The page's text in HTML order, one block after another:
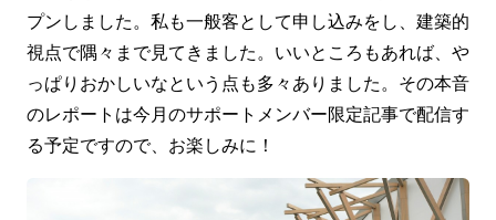
プンしました。私も一般客として申し込みをし、建築的
視点で隅々まで見てきました。いいところもあれば、や
っぱりおかしいなという点も多々ありました。その本音
のレポートは今月のサポートメンバー限定記事で配信す
る予定ですので、お楽しみに！